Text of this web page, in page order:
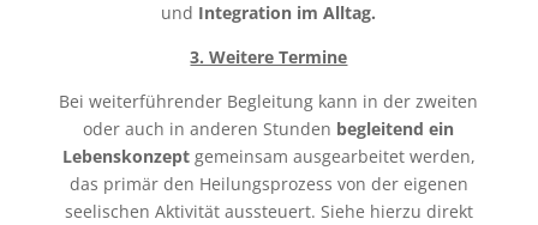
und Integration im Alltag.
3. Weitere Termine
Bei weiterführender Begleitung kann in der zweiten
oder auch in anderen Stunden begleitend ein
Lebenskonzeptgemeinsam ausgearbeitet werden,
das primär den Heilungsprozess von der eigenen
seelischen Aktivität aussteuert. Siehe hierzu direkt